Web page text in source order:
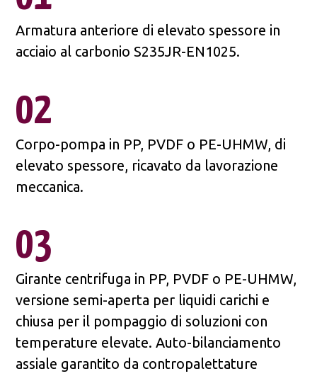
Armatura anteriore di elevato spessore in
acciaio al carbonio S235JR-EN1025.
02
Corpo-pompa in PP, PVDF o PE-UHMW, di
elevato spessore, ricavato da lavorazione
meccanica.
03
Girante centrifuga in PP, PVDF o PE-UHMW,
versione semi-aperta per liquidi carichi e
chiusa per il pompaggio di soluzioni con
temperature elevate. Auto-bilanciamento
assiale garantito da contropalettature